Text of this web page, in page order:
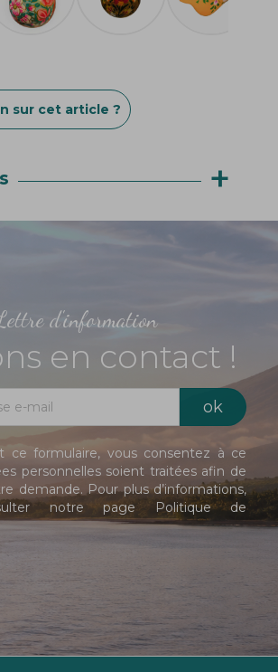
sur cet article ?
+
d'information
en contact !
ce formulaire, vous consentez à ce
personnelles soient traitées afin de
demande. Pour plus d’informations,
notre page Politique de